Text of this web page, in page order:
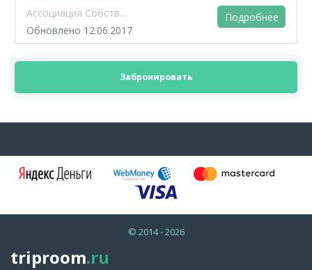
Ассоциация Собств...
Обновлено 12.06.2017
Подробнее
Забронировать
© 2014 - 2026
triproom.ru